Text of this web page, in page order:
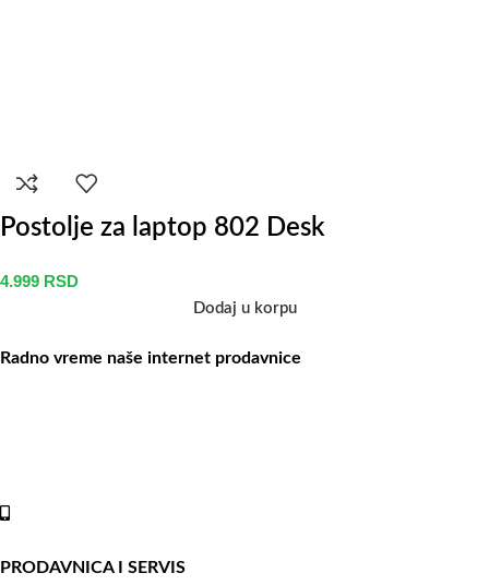
Postolje za laptop 802 Desk
4.999 RSD
Dodaj u korpu
Radno vreme naše internet prodavnice
+381 (69) 767-202
PRODAVNICA I SERVIS